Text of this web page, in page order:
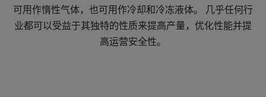
可用作惰性气体，也可用作冷却和冷冻液体。 几乎任何行
业都可以受益于其独特的性质来提高产量，优化性能并提
高运营安全性。